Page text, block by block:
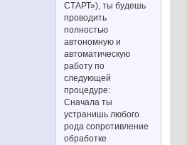
СТАРТ»), ты будешь
проводить
полностью
автономную и
автоматическую
работу по
следующей
процедуре:
Сначала ты
устранишь любого
рода сопротивление
обработке